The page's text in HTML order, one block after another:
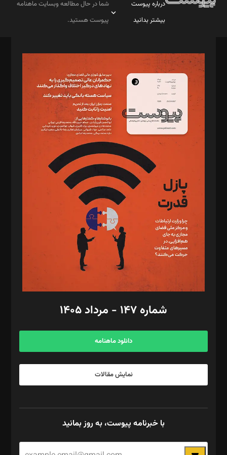
درباره پیوست
بیشتر بدانید
شما در حال مطالعه وبسایت ماهنامه
پیوست هستید.
مدیر مسئول: محمدباقر اثنی‌عشری
سردبیر: مهرک محمودی
دبیر تحریریه: میثم قاسمی
د‌بیر ناداستان: سمانه سمیع
د‌بیر خدمت و تجارت: ابوالفضل رجبی
د‌بیر حقوق فناوری: حسام‌الدین ایپکچی
د‌بیر پیوست جهان: مینا پاکدل
د‌بیر تحریریه آنلاین: بابک نقاش
تحریریه‌: مجتبی محمود‌ی، آرش برهمند، یسنا امان‌پور، سروش کرمیان،
مصطفی مسجدی آرانی، ابوالفضل رجبی، زهرا فکرانه، فائزه فتحی
رستمی،مصطفی باستان
ویرایش: نگار استاد‌‌آقا
طراح یونیفرم: مجید توکلی
فیلمبرداری و عکاسی: امیر شفیعی، مانی لطفی زاده
گرافیک و صفحه‌آرایی: سید‌سبحان‌علی ثابت
مد‌یر توسعه تجاری: کامبیز برید‌
امور مالی: شاپور رهبری، محمد‌ کاظمی‌نیا
آگهی و مشترکین: ۰۹۱۹۹۹۹۰۴۵۴
شماره ۱۴۷ - مرداد ۱۴۰۵
دانلود ماهنامه
نمایش مقالات
با خبرنامه پیوست، به روز بمانید